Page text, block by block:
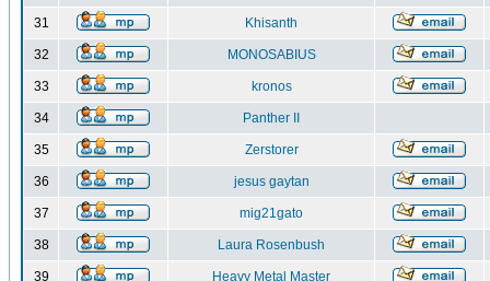
31 Khisanth
32 MONOSABIUS
33 kronos
34 Panther II
35 Zerstorer
36 jesus gaytan
37 mig21gato
38 Laura Rosenbush
39 Heavy Metal Master